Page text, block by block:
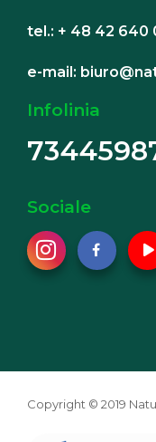
tel.: + 48 42 640
e-mail:
Infolinia
Sociale
Copyright © 2019